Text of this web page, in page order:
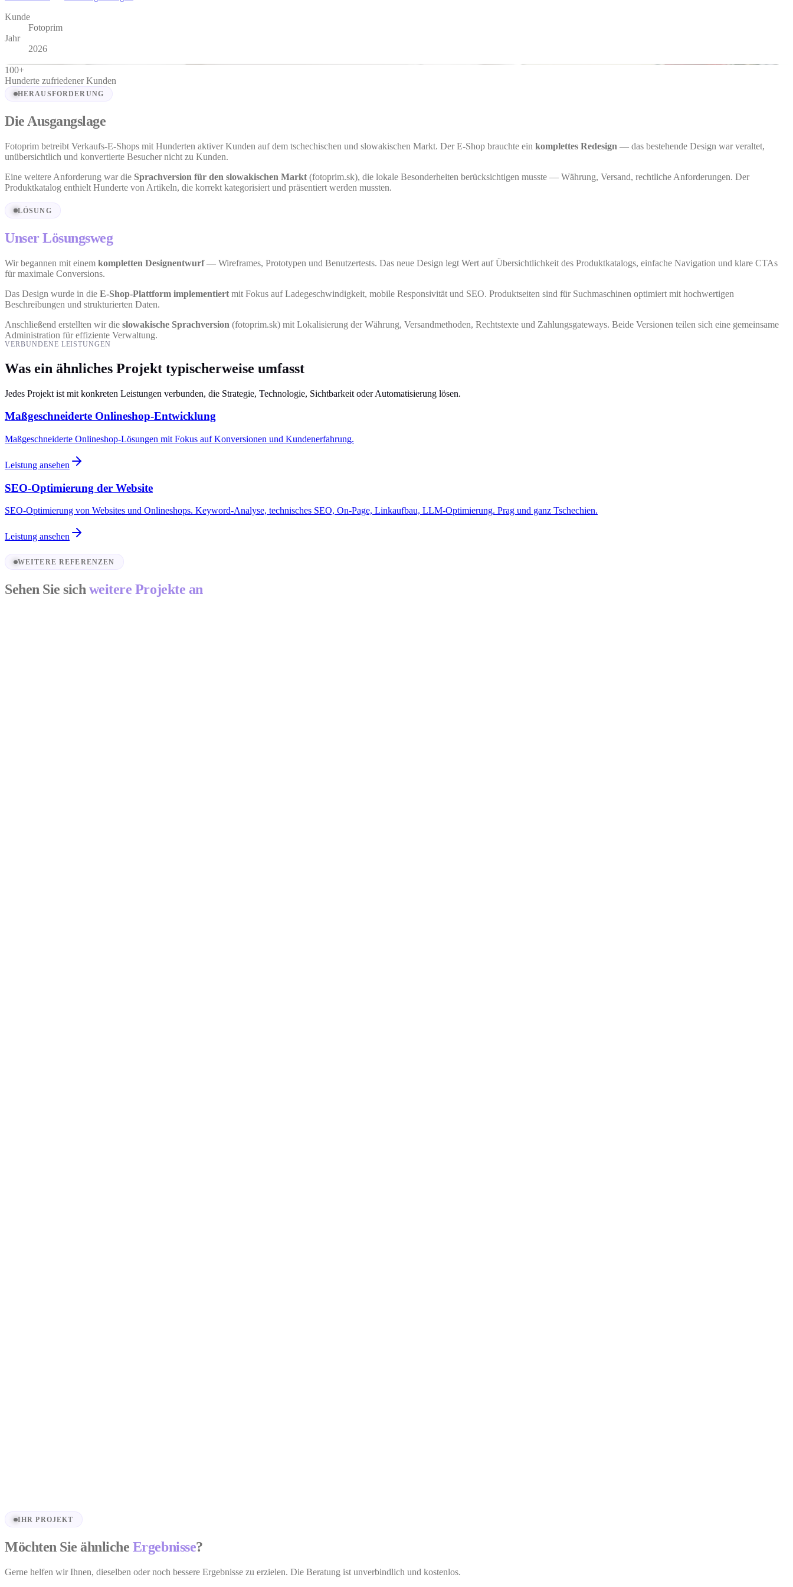
Kunde
Fotoprim
Jahr
2026
100+
Hunderte zufriedener Kunden
HERAUSFORDERUNG
Die Ausgangslage
Fotoprim betreibt Verkaufs-E-Shops mit Hunderten aktiver Kunden auf dem tschechischen und slowakischen Markt. Der E-Shop brauchte ein komplettes Redesign — das bestehende Design war veraltet,
unübersichtlich und konvertierte Besucher nicht zu Kunden.
Eine weitere Anforderung war die Sprachversion für den slowakischen Markt (fotoprim.sk), die lokale Besonderheiten berücksichtigen musste — Währung, Versand, rechtliche Anforderungen. Der
Produktkatalog enthielt Hunderte von Artikeln, die korrekt kategorisiert und präsentiert werden mussten.
LÖSUNG
Unser Lösungsweg
Wir begannen mit einem kompletten Designentwurf— Wireframes, Prototypen und Benutzertests. Das neue Design legt Wert auf Übersichtlichkeit des Produktkatalogs, einfache Navigation und klare CTAs
für maximale Conversions.
Das Design wurde in die E-Shop-Plattform implementiert mit Fokus auf Ladegeschwindigkeit, mobile Responsivität und SEO. Produktseiten sind für Suchmaschinen optimiert mit hochwertigen
Beschreibungen und strukturierten Daten.
Anschließend erstellten wir die slowakische Sprachversion (fotoprim.sk) mit Lokalisierung der Währung, Versandmethoden, Rechtstexte und Zahlungsgateways. Beide Versionen teilen sich eine gemeinsame
Administration für effiziente Verwaltung.
VERBUNDENE LEISTUNGEN
Was ein ähnliches Projekt typischerweise umfasst
Jedes Projekt ist mit konkreten Leistungen verbunden, die Strategie, Technologie, Sichtbarkeit oder Automatisierung lösen.
Maßgeschneiderte Onlineshop-Entwicklung
Maßgeschneiderte Onlineshop-Lösungen mit Fokus auf Konversionen und Kundenerfahrung.
Leistung ansehen
SEO-Optimierung der Website
SEO-Optimierung von Websites und Onlineshops. Keyword-Analyse, technisches SEO, On-Page, Linkaufbau, LLM-Optimierung. Prag und ganz Tschechien.
Leistung ansehen
WEITERE REFERENZEN
Sehen Sie sich weitere Projekte an
IHR PROJEKT
Möchten Sie ähnliche Ergebnisse?
Gerne helfen wir Ihnen, dieselben oder noch bessere Ergebnisse zu erzielen. Die Beratung ist unverbindlich und kostenlos.